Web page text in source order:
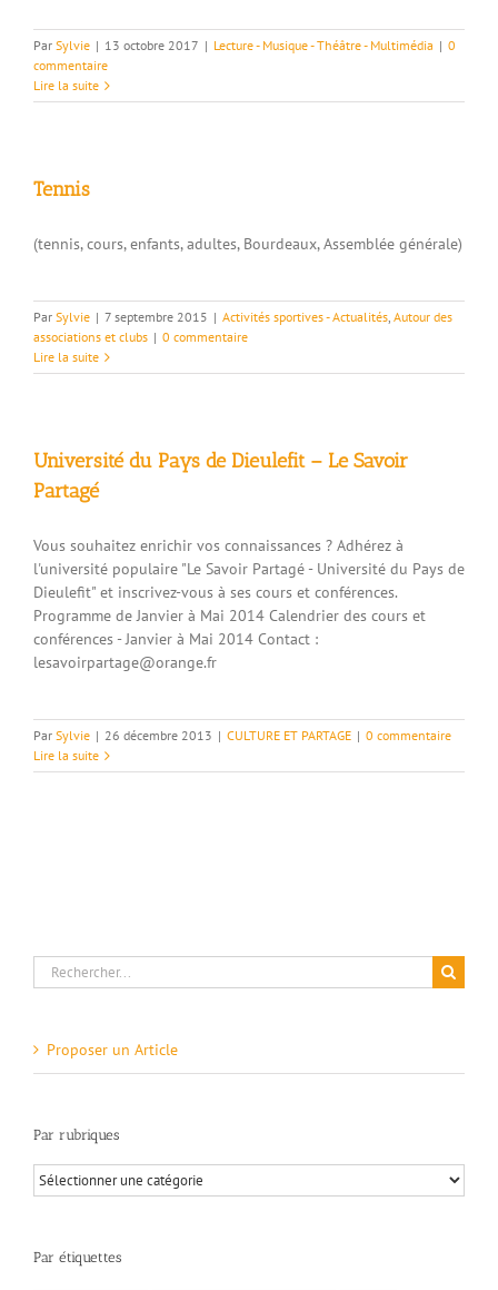
Par Sylvie | 13 octobre 2017 | Lecture - Musique - Théâtre - Multimédia | 0
commentaire
Lire la suite
Tennis
(tennis, cours, enfants, adultes, Bourdeaux, Assemblée générale)
Par Sylvie | 7 septembre 2015 | Activités sportives - Actualités, Autour des
associations et clubs | 0 commentaire
Lire la suite
Université du Pays de Dieulefit – Le Savoir
Partagé
Vous souhaitez enrichir vos connaissances ? Adhérez à
l'université populaire "Le Savoir Partagé - Université du Pays de
Dieulefit" et inscrivez-vous à ses cours et conférences.
Programme de Janvier à Mai 2014 Calendrier des cours et
conférences - Janvier à Mai 2014 Contact :
lesavoirpartage@orange.fr
Par Sylvie | 26 décembre 2013 | CULTURE ET PARTAGE | 0 commentaire
Lire la suite
Rechercher:
Proposer un Article
Par rubriques
Par
rubriques
Par étiquettes